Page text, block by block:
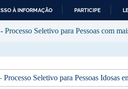
R
A
O
C
À INFORMAÇÃO PARTICIPE
Processo Seletivo para Pessoas com
Seletivo para Pessoas Idosas